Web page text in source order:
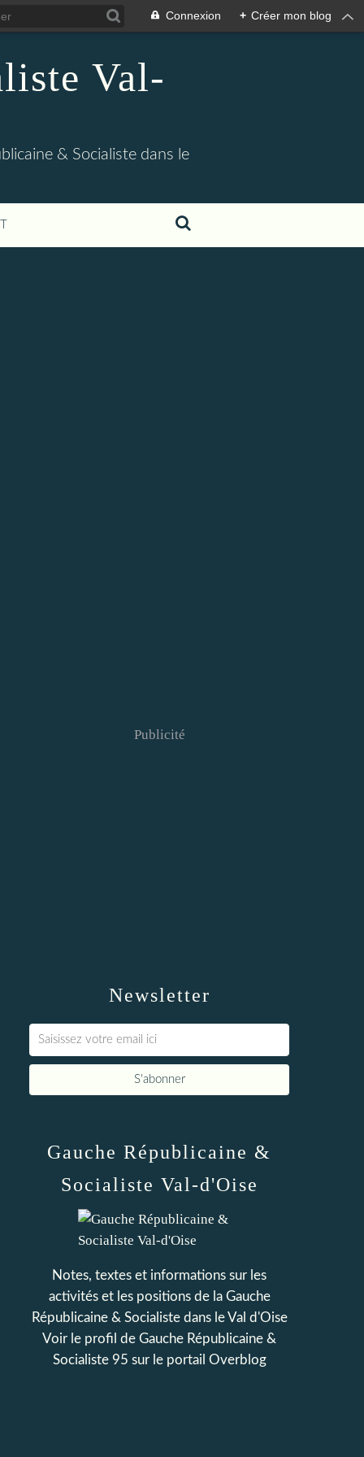
Connexion + Créer mon blog
Val-
& Socialiste dans le
Newsletter
Publicité
Gauche Républicaine &
Socialiste Val-d'Oise
Notes, textes et informations sur les
activités et les positions de la Gauche
Républicaine & Socialiste dans le Val d'Oise
Voir le profil de Gauche Républicaine &
Socialiste 95 sur le portail Overblog